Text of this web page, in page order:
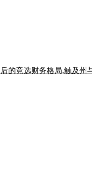
的竞选财务格局,触及州